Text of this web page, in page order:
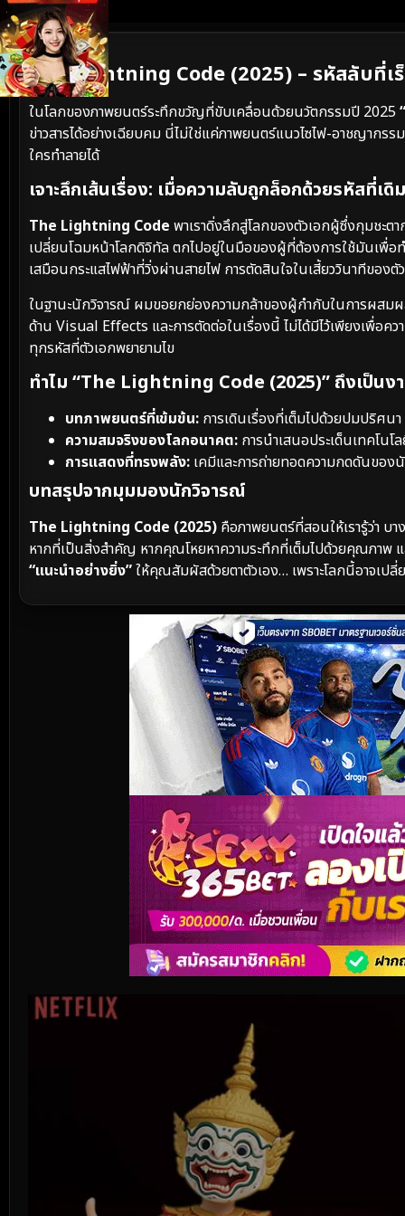
เนื้อเรื่องย่อ
The Lightning Code (2025) – รหัสลับที่เ
ในโลกของภาพยนตร์ระทึกขวัญที่ขับเคลื่อนด้วยนวัตกรรมปี 2025
ข่าวสารได้อย่างเฉียบคม นี่ไม่ใช่แค่ภาพยนตร์แนวไซไฟ-อาชญากร
ใครทำลายได้
เจาะลึกเส้นเรื่อง: เมื่อความลับถูกล็อกด้วยรหัสที่เ
The Lightning Code พาเราดิ่งลึกสู่โลกของตัวเอกผู้ซึ่งกุมชะ
เปลี่ยนโฉมหน้าโลกดิจิทัล ตกไปอยู่ในมือของผู้ที่ต้องการใช้มันเพื่อ
เสมือนกระแสไฟฟ้าที่วิ่งผ่านสายไฟ การตัดสินใจในเสี้ยววินาทีขอ
ในฐานะนักวิจารณ์ ผมขอยกย่องความกล้าของผู้กำกับในการผส
ด้าน Visual Effects และการตัดต่อในเรื่องนี้ ไม่ได้มีไว้เพียงเพื่อ
ทุกรหัสที่ตัวเอกพยายามไข
ทำไม “The Lightning Code (2025)” ถึงเป็น
บทภาพยนตร์ที่เข้มข้น: การเดินเรื่องที่เต็มไปด้วยปมปริศ
ความสมจริงของโลกอนาคต: การนำเสนอประเด็นเทคโน
การแสดงที่ทรงพลัง: เคมีและการถ่ายทอดความกดดันขอ
บทสรุปจากมุมมองนักวิจารณ์
The Lightning Code (2025) คือภาพยนตร์ที่สอนให้เรารู้ว่า บ
หากที่เป็นสิ่งสำคัญ หากคุณโหยหาความระทึกที่เต็มไปด้วยคุณภาพ
“แนะนำอย่างยิ่ง”ให้คุณสัมผัสด้วยตาตัวเอง… เพราะโลกนี้อาจเป